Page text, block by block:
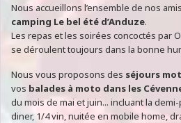
Nous accueillons l’ensemble de nos
camping Le bel été d’Anduze.
Les repas et les soirées concoctés par
se déroulent toujours dans la bonne
Nous vous proposons des séjours
vos balades à moto dans les
du mois de mai et juin... incluant la
diner, 1/4 vin, nuitée en mobile home,